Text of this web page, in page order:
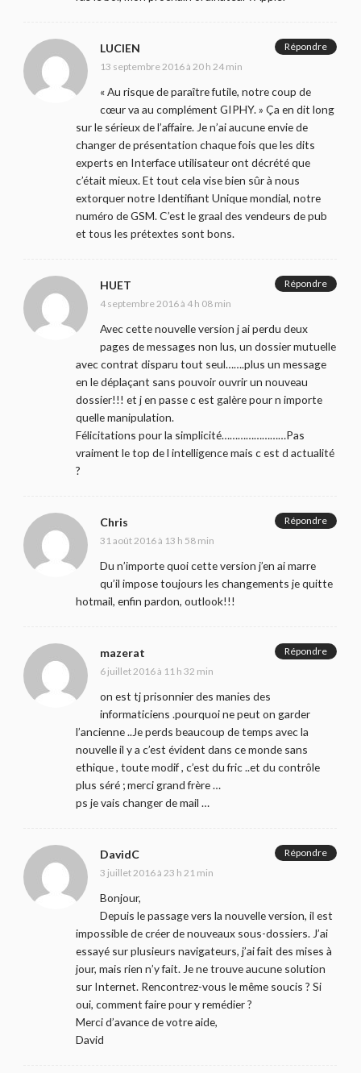
LUCIEN
13 septembre 2016 à 20 h 24 min
« Au risque de paraître futile, notre coup de
cœur va au complément GIPHY. » Ça en dit long
sur le sérieux de l’affaire. Je n’ai aucune envie de
changer de présentation chaque fois que les dits
experts en Interface utilisateur ont décrété que
c’était mieux. Et tout cela vise bien sûr à nous
extorquer notre Identifiant Unique mondial, notre
numéro de GSM. C’est le graal des vendeurs de pub
et tous les prétextes sont bons.
Répondre
HUET
4 septembre 2016 à 4 h 08 min
Avec cette nouvelle version j ai perdu deux
pages de messages non lus, un dossier mutuelle
avec contrat disparu tout seul…….plus un message
en le déplaçant sans pouvoir ouvrir un nouveau
dossier!!! et j en passe c est galère pour n importe
quelle manipulation.
Félicitations pour la simplicité……………………Pas
vraiment le top de l intelligence mais c est d actualité
?
Répondre
Chris
31 août 2016 à 13 h 58 min
Du n’importe quoi cette version j’en ai marre
qu’il impose toujours les changements je quitte
hotmail, enfin pardon, outlook!!!
Répondre
mazerat
6 juillet 2016 à 11 h 32 min
on est tj prisonnier des manies des
informaticiens .pourquoi ne peut on garder
l’ancienne ..Je perds beaucoup de temps avec la
nouvelle il y a c’est évident dans ce monde sans
ethique , toute modif , c’est du fric ..et du contrôle
plus séré ; merci grand frère …
ps je vais changer de mail …
Répondre
DavidC
3 juillet 2016 à 23 h 21 min
Bonjour,
Depuis le passage vers la nouvelle version, il est
impossible de créer de nouveaux sous-dossiers. J’ai
essayé sur plusieurs navigateurs, j’ai fait des mises à
jour, mais rien n’y fait. Je ne trouve aucune solution
sur Internet. Rencontrez-vous le même soucis ? Si
oui, comment faire pour y remédier ?
Merci d’avance de votre aide,
David
Répondre